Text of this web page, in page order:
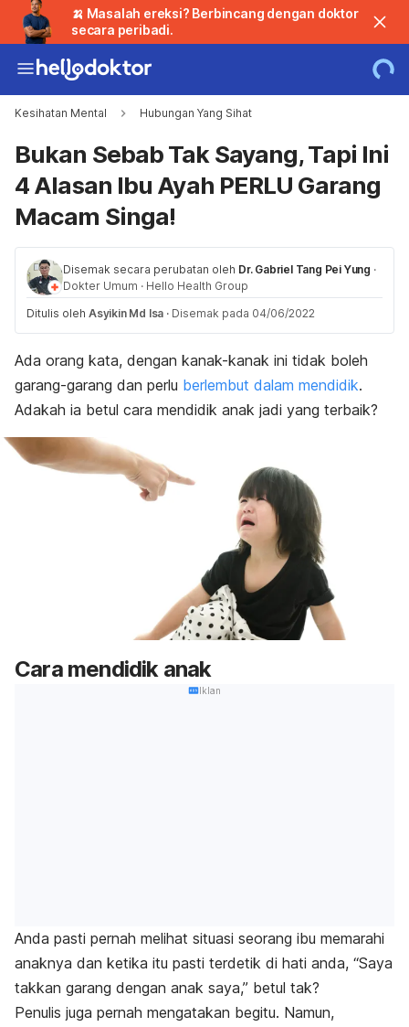
🍌 Masalah ereksi? Berbincang dengan doktor
secara peribadi.
Kesihatan Mental Hubungan Yang Sihat
Bukan Sebab Tak Sayang, Tapi Ini
4 Alasan Ibu Ayah PERLU Garang
Macam Singa!
Disemak secara perubatan oleh Dr. Gabriel Tang Pei Yung ·
Dokter Umum · Hello Health Group
Ditulis oleh Asyikin Md Isa · Disemak pada 04/06/2022
Ada orang kata, dengan kanak-kanak ini tidak boleh
garang-garang dan perlu berlembut dalam mendidik.
Adakah ia betul cara mendidik anak jadi yang terbaik?
Cara mendidik anak
Iklan
Anda pasti pernah melihat situasi seorang ibu memarahi
anaknya dan ketika itu pasti terdetik di hati anda, “Saya
takkan garang dengan anak saya,” betul tak?
Penulis juga pernah mengatakan begitu. Namun,